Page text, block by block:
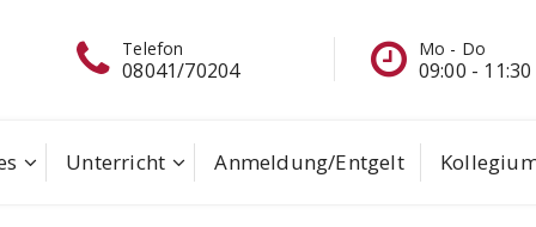
Mo - Do
09:00 - 11:30
eine Mail
Unterricht Anmeldung/Entgelt